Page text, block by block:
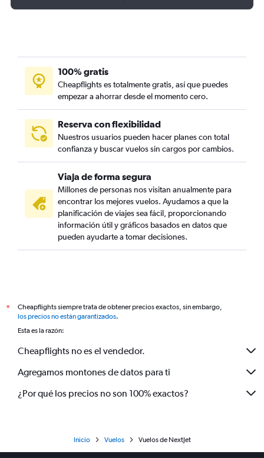
100% gratis
Cheapflights es totalmente gratis, así que puedes
empezar a ahorrar desde el momento cero.
Reserva con flexibilidad
Nuestros usuarios pueden hacer planes con total
confianza y buscar vuelos sin cargos por cambios.
Viaja de forma segura
Millones de personas nos visitan anualmente para
encontrar los mejores vuelos. Ayudamos a que la
planificación de viajes sea fácil, proporcionando
información útil y gráficos basados en datos que
pueden ayudarte a tomar decisiones.
*
Cheapflights siempre trata de obtener precios exactos, sin embargo,
los precios no están garantizados.
Esta es la razón:
Cheapflights no es el vendedor.
Agregamos montones de datos para ti
¿Por qué los precios no son 100% exactos?
Inicio Vuelos Vuelos de NextJet